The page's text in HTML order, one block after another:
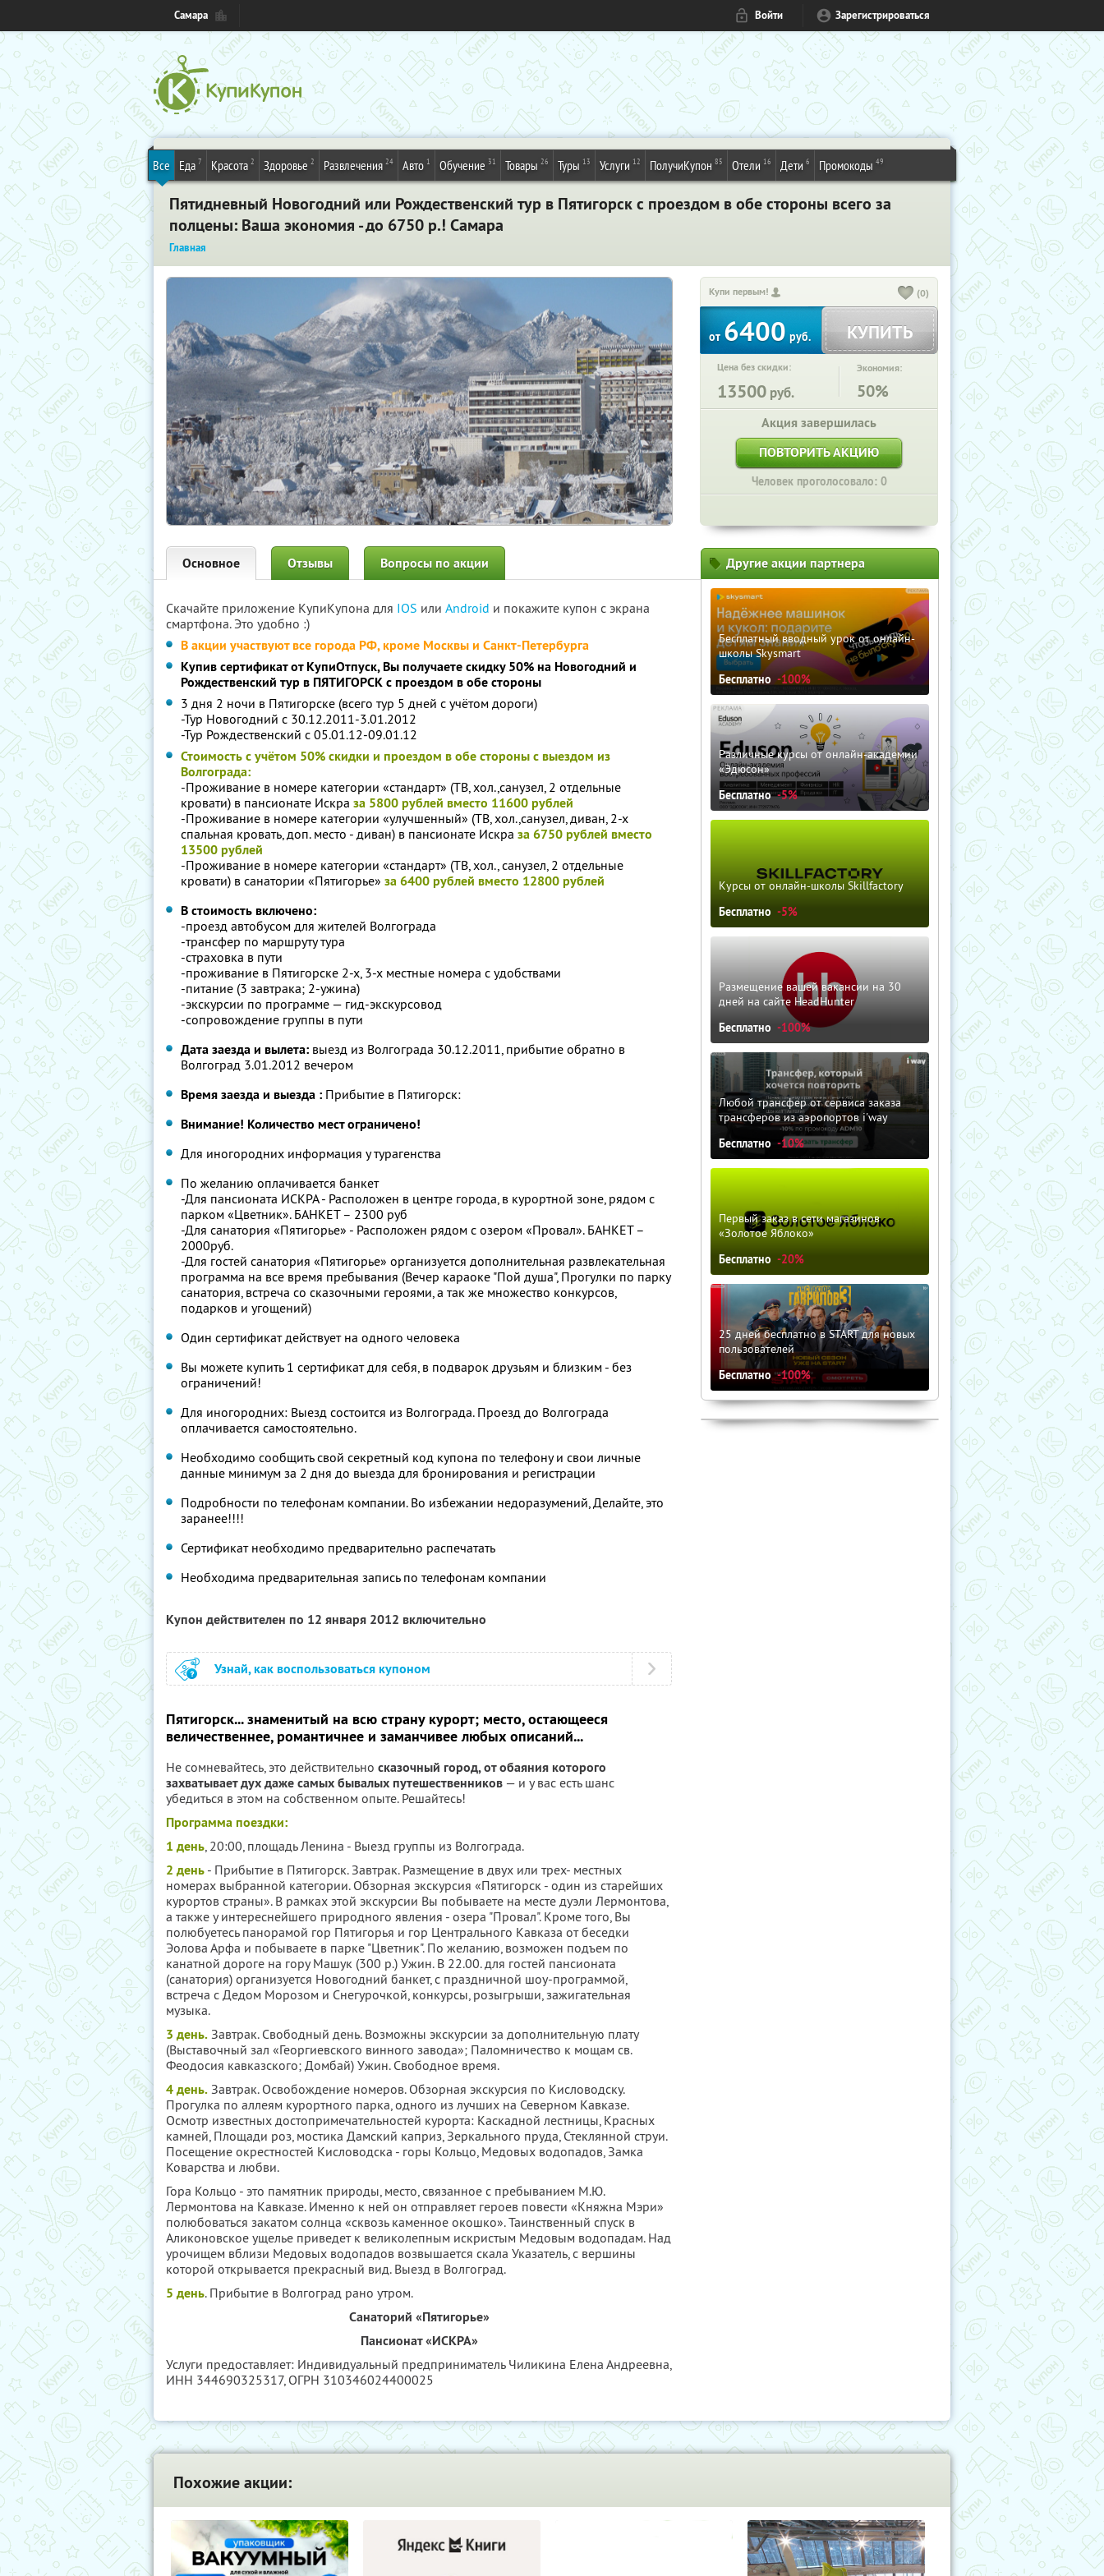
Самара Войти Зарегистрироваться
Все Еда 7 Красота 2 Здоровье 2 Развлечения 24 Авто 1 Обучение 31 Товары 26 Туры 13 Услуги 12 ПолучиКупон 85 Отели 16 Дети 6 Промокоды 49
Пятидневный Новогодний или Рождественский тур в Пятигорск с проездом в обе стороны всего за
полцены: Ваша экономия - до 6750 р.! Самара
Главная
Купи первым! (0)
от 6400 руб. КУПИТЬ
Цена без скидки:
13500 руб.
Экономия:
50%
Акция завершилась
ПОВТОРИТЬ АКЦИЮ
Человек проголосовало: 0
Основное Отзывы Вопросы по акции
Скачайте приложение КупиКупона для IOS или Android и покажите купон с экрана
смартфона. Это удобно :)
В акции участвуют все города РФ, кроме Москвы и Санкт-Петербурга
Купив сертификат от КупиОтпуск, Вы получаете скидку 50% на Новогодний и
Рождественский тур в ПЯТИГОРСК с проездом в обе стороны
3 дня 2 ночи в Пятигорске (всего тур 5 дней с учётом дороги)
-Тур Новогодний с 30.12.2011-3.01.2012
-Тур Рождественский с 05.01.12-09.01.12
Стоимость с учётом 50% скидки и проездом в обе стороны с выездом из
Волгограда:
-Проживание в номере категории «стандарт» (ТВ, хол.,санузел, 2 отдельные
кровати) в пансионате Искра за 5800 рублей вместо 11600 рублей
-Проживание в номере категории «улучшенный» (ТВ, хол.,санузел, диван, 2-х
спальная кровать, доп. место - диван) в пансионате Искра за 6750 рублей вместо
13500 рублей
-Проживание в номере категории «стандарт» (ТВ, хол., санузел, 2 отдельные
кровати) в санатории «Пятигорье» за 6400 рублей вместо 12800 рублей
В стоимость включено:
-проезд автобусом для жителей Волгограда
-трансфер по маршруту тура
-страховка в пути
-проживание в Пятигорске 2-х, 3-х местные номера с удобствами
-питание (3 завтрака; 2-ужина)
-экскурсии по программе — гид-экскурсовод
-сопровождение группы в пути
Дата заезда и вылета: выезд из Волгограда 30.12.2011, прибытие обратно в
Волгоград 3.01.2012 вечером
Время заезда и выезда : Прибытие в Пятигорск:
Внимание! Количество мест ограничено!
Для иногородних информация у турагенства
По желанию оплачивается банкет
-Для пансионата ИСКРА - Расположен в центре города, в курортной зоне, рядом с
парком «Цветник». БАНКЕТ – 2300 руб
-Для санатория «Пятигорье» - Расположен рядом с озером «Провал». БАНКЕТ –
2000руб.
-Для гостей санатория «Пятигорье» организуется дополнительная развлекательная
программа на все время пребывания (Вечер караоке "Пой душа", Прогулки по парку
санатория, встреча со сказочными героями, а так же множество конкурсов,
подарков и угощений)
Один сертификат действует на одного человека
Вы можете купить 1 сертификат для себя, в подварок друзьям и близким - без
ограничений!
Для иногородних: Выезд состоится из Волгограда. Проезд до Волгограда
оплачивается самостоятельно.
Необходимо сообщить свой секретный код купона по телефону и свои личные
данные минимум за 2 дня до выезда для бронирования и регистрации
Подробности по телефонам компании. Во избежании недоразумений, Делайте, это
заранее!!!!
Сертификат необходимо предварительно распечатать
Необходима предварительная запись по телефонам компании
Купон действителен по 12 января 2012 включительно
Узнай, как воспользоваться купоном
Пятигорск... знаменитый на всю страну курорт; место, остающееся
величественнее, романтичнее и заманчивее любых описаний...
Не сомневайтесь, это действительно сказочный город, от обаяния которого
захватывает дух даже самых бывалых путешественников — и у вас есть шанс
убедиться в этом на собственном опыте. Решайтесь!
Программа поездки:
1 день, 20:00, площадь Ленина - Выезд группы из Волгограда.
2 день - Прибытие в Пятигорск. Завтрак. Размещение в двух или трех- местных
номерах выбранной категории. Обзорная экскурсия «Пятигорск - один из старейших
курортов страны». В рамках этой экскурсии Вы побываете на месте дуэли Лермонтова,
а также у интереснейшего природного явления - озера "Провал". Кроме того, Вы
полюбуетесь панорамой гор Пятигорья и гор Центрального Кавказа от беседки
Эолова Арфа и побываете в парке "Цветник". По желанию, возможен подъем по
канатной дороге на гору Машук (300 р.) Ужин. В 22.00. для гостей пансионата
(санатория) организуется Новогодний банкет, с праздничной шоу-программой,
встреча с Дедом Морозом и Снегурочкой, конкурсы, розыгрыши, зажигательная
музыка.
3 день. Завтрак. Cвободный день. Возможны экскурсии за дополнительную плату
(Выставочный зал «Георгиевского винного завода»; Паломничество к мощам св.
Феодосия кавказского; Домбай) Ужин. Свободное время.
4 день. Завтрак. Освобождение номеров. Обзорная экскурсия по Кисловодску.
Прогулка по аллеям курортного парка, одного из лучших на Северном Кавказе.
Осмотр известных достопримечательностей курорта: Каскадной лестницы, Красных
камней, Площади роз, мостика Дамский каприз, Зеркального пруда, Стеклянной струи.
Посещение окрестностей Кисловодска - горы Кольцо, Медовых водопадов, Замка
Коварства и любви.
Гора Кольцо - это памятник природы, место, связанное с пребыванием М.Ю.
Лермонтова на Кавказе. Именно к ней он отправляет героев повести «Княжна Мэри»
полюбоваться закатом солнца «сквозь каменное окошко». Таинственный спуск в
Аликоновское ущелье приведет к великолепным искристым Медовым водопадам. Над
урочищем вблизи Медовых водопадов возвышается скала Указатель, с вершины
которой открывается прекрасный вид. Выезд в Волгоград.
5 день. Прибытие в Волгоград рано утром.
Санаторий «Пятигорье»
Пансионат «ИСКРА»
Услуги предоставляет: Индивидуальный предприниматель Чиликина Елена Андреевна,
ИНН 344690325317, ОГРН 310346024400025
Другие акции партнера
Бесплатный вводный урок от онлайн-
школы Skysmart
Бесплатно -100%
Различные курсы от онлайн-академии
«Эдюсон»
Бесплатно -5%
Курсы от онлайн-школы Skillfactory
Бесплатно -5%
Размещение вашей вакансии на 30
дней на сайте HeadHunter
Бесплатно -100%
Любой трансфер от сервиса заказа
трансферов из аэропортов i'way
Бесплатно -10%
Первый заказ в сети магазинов
«Золотое Яблоко»
Бесплатно -20%
25 дней бесплатно в START для новых
пользователей
Бесплатно -100%
Похожие акции: